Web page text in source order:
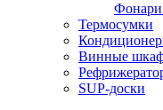
Фонари
Термосумки
Винные
SUP-доски